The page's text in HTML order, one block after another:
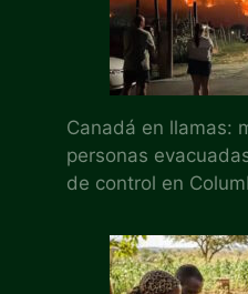
Canadá en llamas:
personas
de control en